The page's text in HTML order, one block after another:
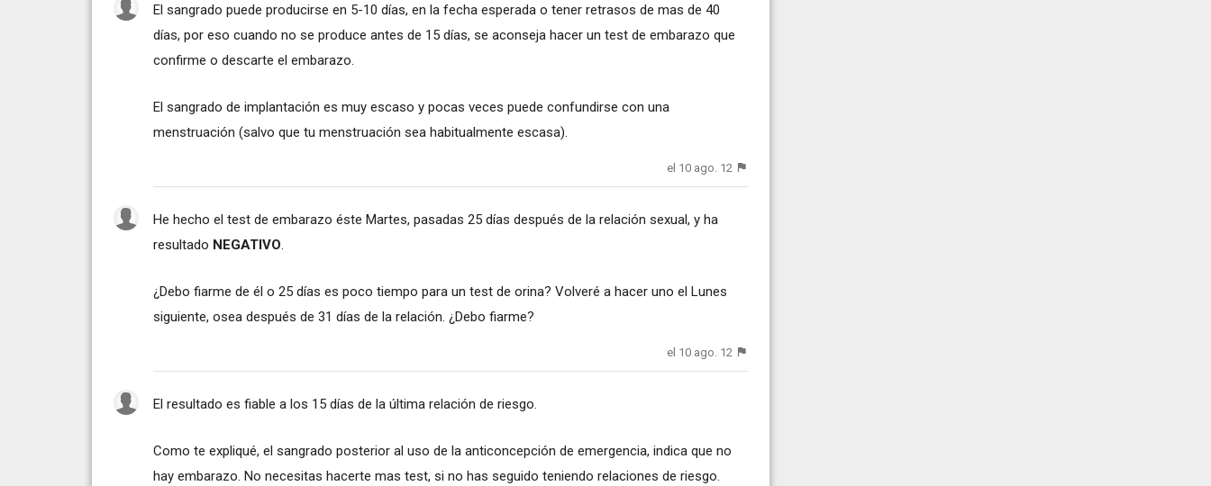
El sangrado puede producirse en 5-10 días, en la fecha esperada o tener retrasos de mas de 40
días, por eso cuando no se produce antes de 15 días, se aconseja hacer un test de embarazo que
confirme o descarte el embarazo.
El sangrado de implantación es muy escaso y pocas veces puede confundirse con una
menstruación (salvo que tu menstruación sea habitualmente escasa).
el 10 ago. 12
He hecho el test de embarazo éste Martes, pasadas 25 días después de la relación sexual, y ha
resultado NEGATIVO.
¿Debo fiarme de él o 25 días es poco tiempo para un test de orina? Volveré a hacer uno el Lunes
siguiente, osea después de 31 días de la relación. ¿Debo fiarme?
el 10 ago. 12
El resultado es fiable a los 15 días de la última relación de riesgo.
Como te expliqué, el sangrado posterior al uso de la anticoncepción de emergencia, indica que no
hay embarazo. No necesitas hacerte mas test, si no has seguido teniendo relaciones de riesgo.